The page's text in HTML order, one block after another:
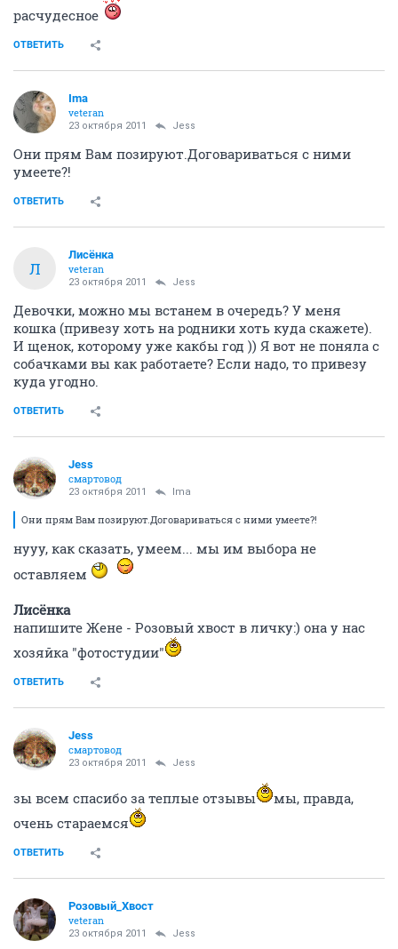
расчудесное
ОТВЕТИТЬ
Ima
veteran
23 октября 2011 Jess
Они прям Вам позируют.Договариваться с ними
умеете?!
ОТВЕТИТЬ
Л
Лисёнка
veteran
23 октября 2011 Jess
Девочки, можно мы встанем в очередь? У меня
кошка (привезу хоть на родники хоть куда скажете).
И щенок, которому уже какбы год )) Я вот не поняла с
собачками вы как работаете? Если надо, то привезу
куда угодно.
ОТВЕТИТЬ
Jess
смартовод
23 октября 2011 Ima
Они прям Вам позируют.Договариваться с ними умеете?!
нууу, как сказать, умеем... мы им выбора не
оставляем
Лисёнка
напишите Жене - Розовый хвост в личку:) она у нас
хозяйка "фотостудии"
ОТВЕТИТЬ
Jess
смартовод
23 октября 2011 Jess
зы всем спасибо за теплые отзывы
мы, правда,
очень стараемся
ОТВЕТИТЬ
Розовый_Хвост
veteran
23 октября 2011 Jess